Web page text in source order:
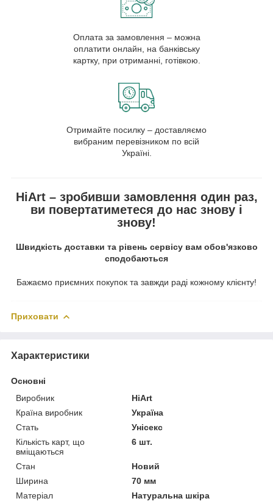
Оплата за замовлення – можна
оплатити онлайн, на банківську
картку, при отриманні, готівкою.
Отримайте посилку – доставляємо
вибраним перевізником по всій
Україні.
HiArt – зробивши замовлення один раз,
ви повертатиметеся до нас знову і
знову!
Швидкість доставки та рівень сервісу вам обов'язково
сподобаються
Бажаємо приємних покупок та завжди раді кожному клієнту!
Приховати
Характеристики
Основні
Виробник
HiArt
Країна виробник
Україна
Стать
Унісекс
Кількість карт, що
вміщаються
6 шт.
Стан
Новий
Ширина
70 мм
Матеріал
Натуральна шкіра